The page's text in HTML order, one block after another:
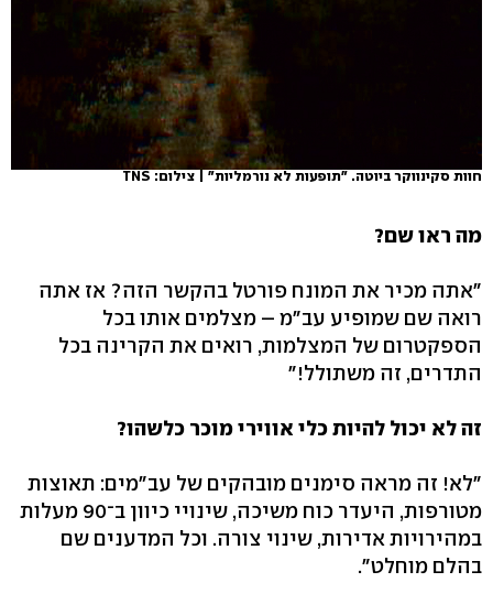
חוות סקינווקר ביוטה. "תופעות לא נורמליות" | צילום: TNS
מה ראו שם?
"אתה מכיר את המונח פורטל בהקשר הזה? אז אתה
רואה שם שמופיע עב"מ – מצלמים אותו בכל
הספקטרום של המצלמות, רואים את הקרינה בכל
התדרים, זה משתולל!"
זה לא יכול להיות כלי אווירי מוכר כלשהו?
"לא! זה מראה סימנים מובהקים של עב"מים: תאוצות
מטורפות, היעדר כוח משיכה, שינויי כיוון ב־90 מעלות
במהירויות אדירות, שינוי צורה. וכל המדענים שם
בהלם מוחלט".